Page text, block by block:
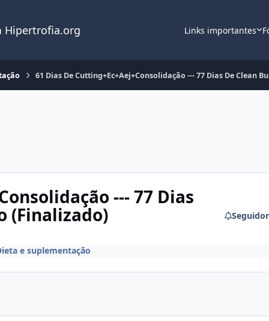
Hipertrofia.org Links importantes
61 Dias De Cutting+Ec+Aej+Consolidação --- 77 Dias De Clean
--- 77 Dias
(Finalizado)
e suplementação